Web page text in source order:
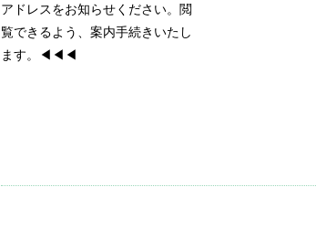
アドレスをお知らせください。閲
覧できるよう、案内手続きいたし
ます。◀◀◀